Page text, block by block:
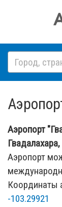
Аэропорт
Аэропорт
Координаты
-103.29921